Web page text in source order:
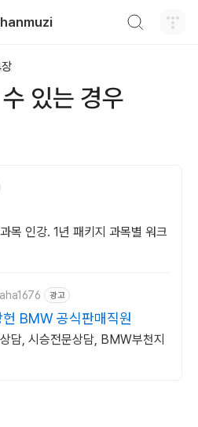
있는 경우
목 인강. 1년 패키지 과목별 워크
광고
BMW 공식판매직원
담, 시승전문상담, BMW부천지